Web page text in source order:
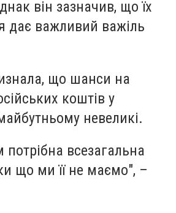
він зазначив, що їх
дає важливий важіль
що шанси на
коштів у
невеликі.
всезагальна
що ми її не маємо", –